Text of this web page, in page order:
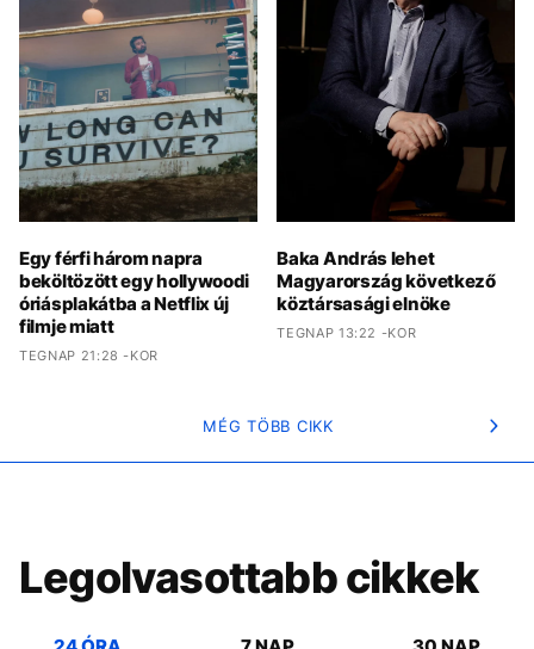
Egy férfi három napra
beköltözött egy hollywoodi
óriásplakátba a Netflix új
filmje miatt
TEGNAP 21:28 -KOR
Baka András lehet
Magyarország következő
köztársasági elnöke
TEGNAP 13:22 -KOR
MÉG TÖBB CIKK
Legolvasottabb cikkek